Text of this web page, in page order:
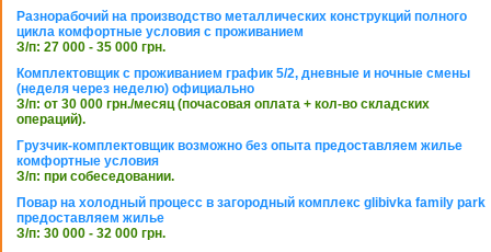
Разнорабочий на производство металлических конструкций полного
цикла комфортные условия с проживанием
З/п: 27 000 - 35 000 грн.
Комплектовщик с проживанием график 5/2, дневные и ночные смены
(неделя через неделю) официально
З/п: от 30 000 грн./месяц (почасовая оплата + кол-во складских
операций).
Грузчик-комплектовщик возможно без опыта предоставляем жилье
комфортные условия
З/п: при собеседовании.
Повар на холодный процесс в загородный комплекс glibivka family park
предоставляем жилье
З/п: 30 000 - 32 000 грн.